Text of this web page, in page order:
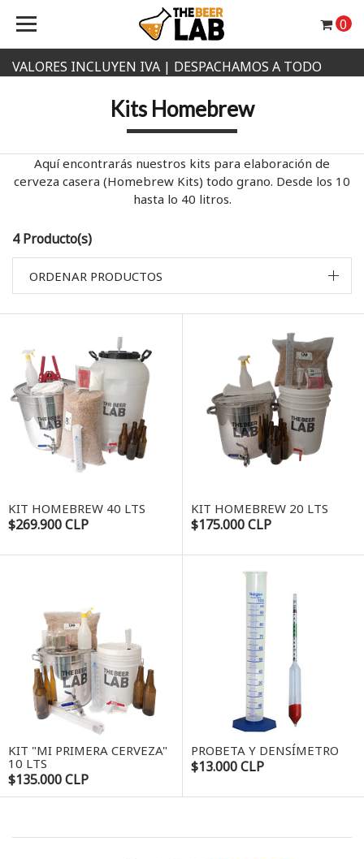
VALORES INCLUYEN IVA | DESPACHAMOS A TODO
0
Kits Homebrew
Aquí encontrarás nuestros kits para elaboración de
cerveza casera (Homebrew Kits) todo grano. Desde los 10
hasta lo 40 litros.
4 Producto(s)
ORDENAR PRODUCTOS
KIT HOMEBREW 40 LTS
$269.900 CLP
KIT HOMEBREW 20 LTS
$175.000 CLP
KIT "MI PRIMERA CERVEZA"
10 LTS
$135.000 CLP
PROBETA Y DENSÍMETRO
$13.000 CLP